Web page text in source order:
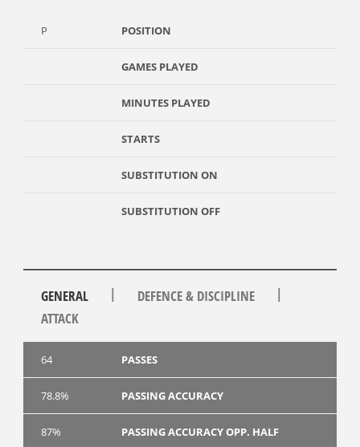
P POSITION
GAMES PLAYED
MINUTES PLAYED
STARTS
SUBSTITUTION ON
SUBSTITUTION OFF
GENERAL | DEFENCE & DISCIPLINE
|
ATTACK
64 PASSES
78.8% PASSING ACCURACY
87% PASSING ACCURACY OPP. HALF